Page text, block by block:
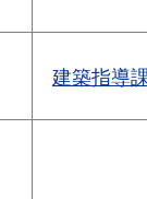
建築指導